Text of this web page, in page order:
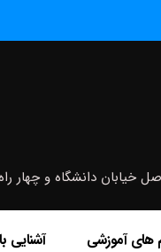
دانشگاه و چهار راه پلیس،
های آموزشی آشنایی